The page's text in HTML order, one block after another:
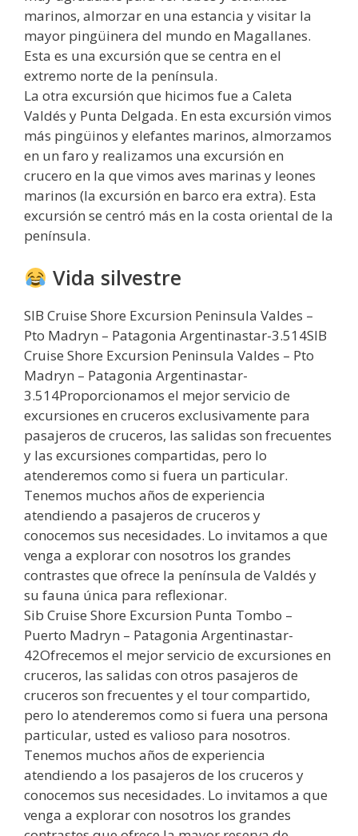
marinos, almorzar en una estancia y visitar la
mayor pingüinera del mundo en Magallanes.
Esta es una excursión que se centra en el
extremo norte de la península.
La otra excursión que hicimos fue a Caleta
Valdés y Punta Delgada. En esta excursión vimos
más pingüinos y elefantes marinos, almorzamos
en un faro y realizamos una excursión en
crucero en la que vimos aves marinas y leones
marinos (la excursión en barco era extra). Esta
excursión se centró más en la costa oriental de la
península.
Vida silvestre
SIB Cruise Shore Excursion Peninsula Valdes –
Pto Madryn – Patagonia Argentinastar-3.514SIB
Cruise Shore Excursion Peninsula Valdes – Pto
Madryn – Patagonia Argentinastar-
3.514Proporcionamos el mejor servicio de
excursiones en cruceros exclusivamente para
pasajeros de cruceros, las salidas son frecuentes
y las excursiones compartidas, pero lo
atenderemos como si fuera un particular.
Tenemos muchos años de experiencia
atendiendo a pasajeros de cruceros y
conocemos sus necesidades. Lo invitamos a que
venga a explorar con nosotros los grandes
contrastes que ofrece la península de Valdés y
su fauna única para reflexionar.
Sib Cruise Shore Excursion Punta Tombo –
Puerto Madryn – Patagonia Argentinastar-
42Ofrecemos el mejor servicio de excursiones en
cruceros, las salidas con otros pasajeros de
cruceros son frecuentes y el tour compartido,
pero lo atenderemos como si fuera una persona
particular, usted es valioso para nosotros.
Tenemos muchos años de experiencia
atendiendo a los pasajeros de los cruceros y
conocemos sus necesidades. Lo invitamos a que
venga a explorar con nosotros los grandes